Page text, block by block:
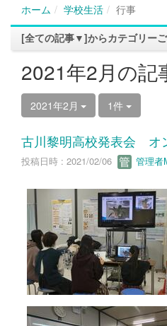
ホーム 学校生活
行事
[全ての記事▼]からカテゴリー
2021年2月の記
2021年2月 1件
古川黎明高校発表会 オ
投稿日時 : 2021/02/06 管理者